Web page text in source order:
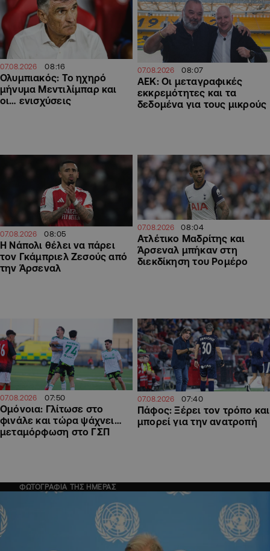
07.08.2026 08:16
Ολυμπιακός: Το ηχηρό
μήνυμα Μεντιλίμπαρ και
οι… ενισχύσεις
07.08.2026 08:07
ΑΕΚ: Οι μεταγραφικές
εκκρεμότητες και τα
δεδομένα για τους μικρούς
07.08.2026 08:05
Η Νάπολι θέλει να πάρει
τον Γκάμπριελ Ζεσούς από
την Άρσεναλ
07.08.2026 08:04
Ατλέτικο Μαδρίτης και
Άρσεναλ μπήκαν στη
διεκδίκηση του Ρομέρο
07.08.2026 07:50
Ομόνοια: Γλίτωσε στο
φινάλε και τώρα ψάχνει…
μεταμόρφωση στο ΓΣΠ
07.08.2026 07:40
Πάφος: Ξέρει τον τρόπο και
μπορεί για την ανατροπή
ΦΩΤΟΓΡΑΦΙΑ ΤΗΣ ΗΜΕΡΑΣ